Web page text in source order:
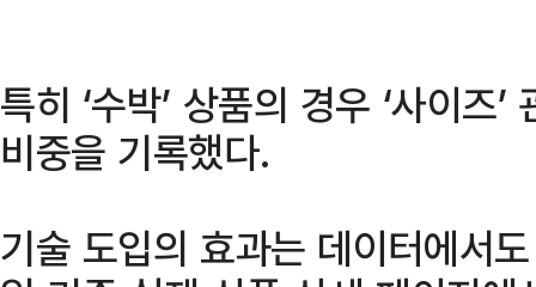
특히 ‘수박’ 상품의 경우 ‘사이즈
비중을 기록했다.
기술 도입의 효과는 데이터에서